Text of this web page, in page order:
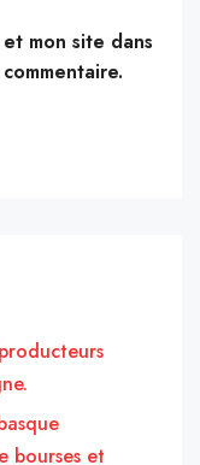
mon site dans
bourses et